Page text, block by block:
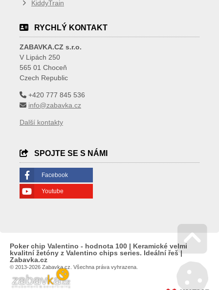
KiddyTrain
RYCHLÝ KONTAKT
ZABAVKA.CZ s.r.o.
V Lipách 250
565 01 Choceň
Czech Republic
+420 777 845 536
info@zabavka.cz
Další kontakty
SPOJTE SE S NÁMI
Facebook
Youtube
Poker chip Valentino - hodnota 100 | Keramické velmi
kvalitní žetóny z Valentino chips series. Ideální řeš |
Zabavka.cz
© 2013-2026 Zabavka.cz. Všechna práva vyhrazena. Go